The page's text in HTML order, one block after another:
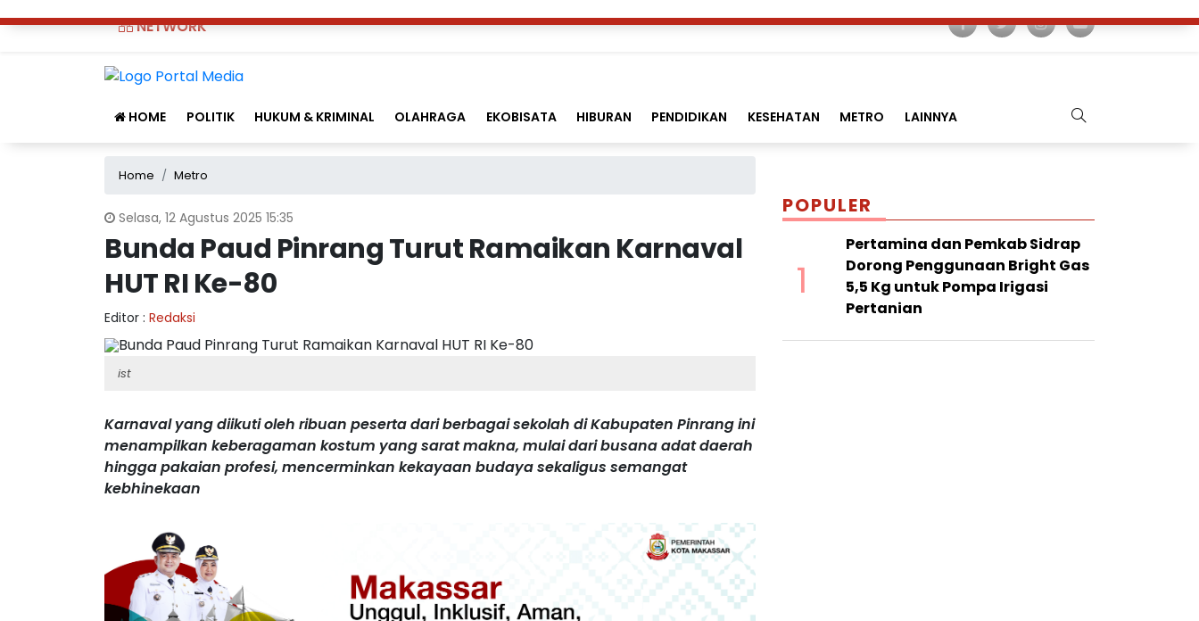
NETWORK
HOME POLITIK HUKUM & KRIMINAL OLAHRAGA EKOBISATA HIBURAN PENDIDIKAN KESEHATAN METRO LAINNYA
Home Metro
Selasa, 12 Agustus 2025 15:35
Bunda Paud Pinrang Turut Ramaikan Karnaval
HUT RI Ke-80
Editor : Redaksi
ist
Karnaval yang diikuti oleh ribuan peserta dari berbagai sekolah di Kabupaten Pinrang ini
menampilkan keberagaman kostum yang sarat makna, mulai dari busana adat daerah
hingga pakaian profesi, mencerminkan kekayaan budaya sekaligus semangat
kebhinekaan
POPULER
1
Pertamina dan Pemkab Sidrap
Dorong Penggunaan Bright Gas
5,5 Kg untuk Pompa Irigasi
Pertanian